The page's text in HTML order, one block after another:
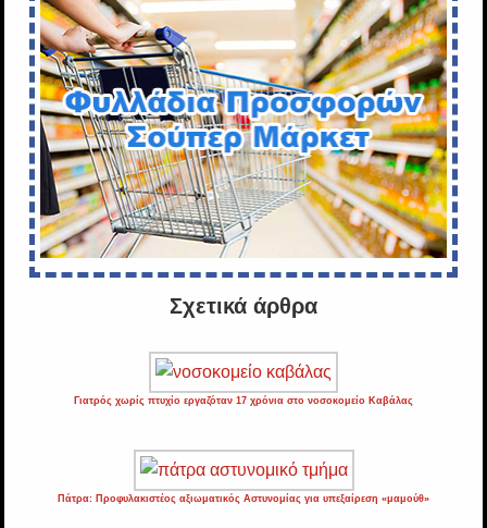
Σχετικά άρθρα
Γιατρός χωρίς πτυχίο εργαζόταν 17 χρόνια στο νοσοκομείο Καβάλας
Πάτρα: Προφυλακιστέος αξιωματικός Αστυνομίας για υπεξαίρεση «μαμούθ»